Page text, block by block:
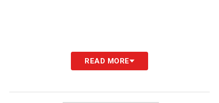
READ MORE